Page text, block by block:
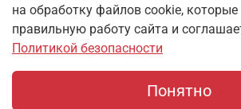
Оставайтесь на связи
на обработку файлов cookie,
правильную работу сайта и
Политикой безопасности
Понятно